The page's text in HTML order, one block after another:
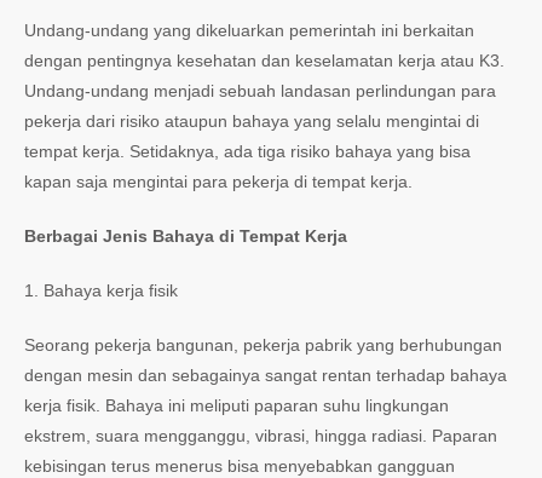
Undang-undang yang dikeluarkan pemerintah ini berkaitan
dengan pentingnya kesehatan dan keselamatan kerja atau K3.
Undang-undang menjadi sebuah landasan perlindungan para
pekerja dari risiko ataupun bahaya yang selalu mengintai di
tempat kerja. Setidaknya, ada tiga risiko bahaya yang bisa
kapan saja mengintai para pekerja di tempat kerja.
Berbagai Jenis Bahaya di Tempat Kerja
1. Bahaya kerja fisik
Seorang pekerja bangunan, pekerja pabrik yang berhubungan
dengan mesin dan sebagainya sangat rentan terhadap bahaya
kerja fisik. Bahaya ini meliputi paparan suhu lingkungan
ekstrem, suara mengganggu, vibrasi, hingga radiasi. Paparan
kebisingan terus menerus bisa menyebabkan gangguan